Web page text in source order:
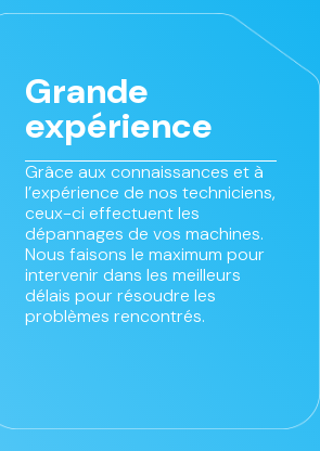
Grande
expérience
Grâce aux connaissances et à
l’expérience de nos techniciens,
ceux-ci effectuent les
dépannages de vos machines.
Nous faisons le maximum pour
intervenir dans les meilleurs
délais pour résoudre les
problèmes rencontrés.